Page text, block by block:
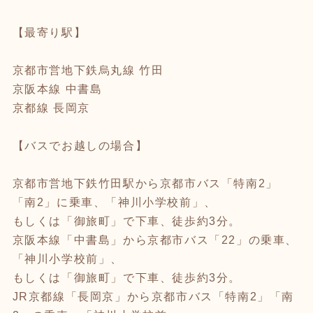
【最寄り駅】
京都市営地下鉄烏丸線 竹田
京阪本線 中書島
京都線 長岡京
【バスでお越しの場合】
京都市営地下鉄竹田駅から京都市バス「特南2」
「南2」に乗車、「神川小学校前」、
もしくは「御旅町」で下車、徒歩約3分。
京阪本線「中書島」から京都市バス「22」の乗車、
「神川小学校前」、
もしくは「御旅町」で下車、徒歩約3分。
JR京都線「長岡京」から京都市バス「特南2」「南